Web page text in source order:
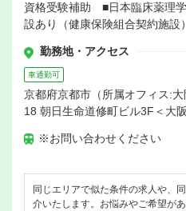
資格受験補助 ■日本臨床薬理
設あり（健康保険組合契約施設）
勤務地・アクセス
車通勤可
京都府京都市（所属オフィス:
18 朝日生命道修町ビル3F＜大
※お問い合わせください
同じエリアで似た条件の求人や、
介いたします。お悩みやご希望が